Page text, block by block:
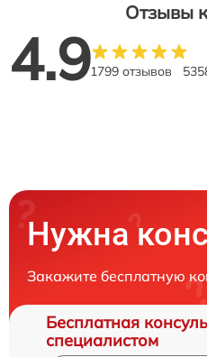
Отзывы
4.91799 отзывов
Нужна
Закажите бесплатную
Бесплатная
специалистом